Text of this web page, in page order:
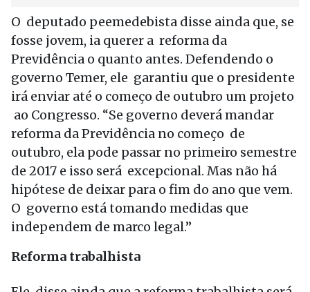
O deputado peemedebista disse ainda que, se
fosse jovem, ia querer a reforma da
Previdência o quanto antes. Defendendo o
governo Temer, ele garantiu que o presidente
irá enviar até o começo de outubro um projeto
ao Congresso. “Se governo deverá mandar
reforma da Previdência no começo de
outubro, ela pode passar no primeiro semestre
de 2017 e isso será excepcional. Mas não há
hipótese de deixar para o fim do ano que vem.
O governo está tomando medidas que
independem de marco legal.”
Reforma trabalhista